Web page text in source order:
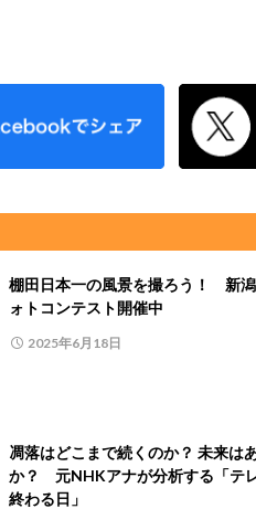
棚田日本一の風景を撮ろう！ 新
ォトコンテスト開催中
2025年6月18日
凋落はどこまで続くのか？ 未来は
か？ 元NHKアナが分析する「テ
終わる日」